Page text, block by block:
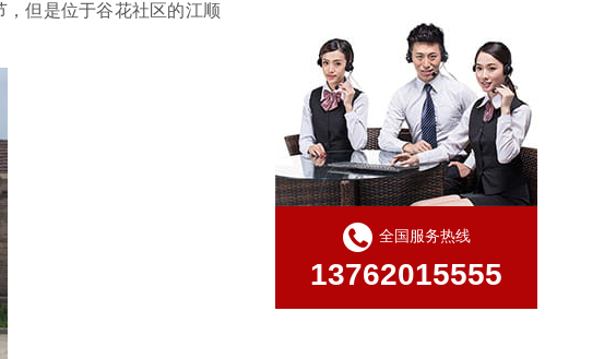
但是位于谷花社区的江顺
全国服务热线
13762015555